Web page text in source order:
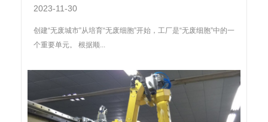
2023-11-30
创建“无废城市”从培育“无废细胞”开始，工厂是“无废细胞”中的一
个重要单元。 根据顺...